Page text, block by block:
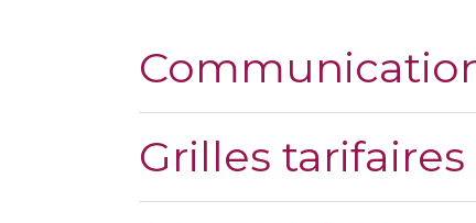
Grilles tarifaires